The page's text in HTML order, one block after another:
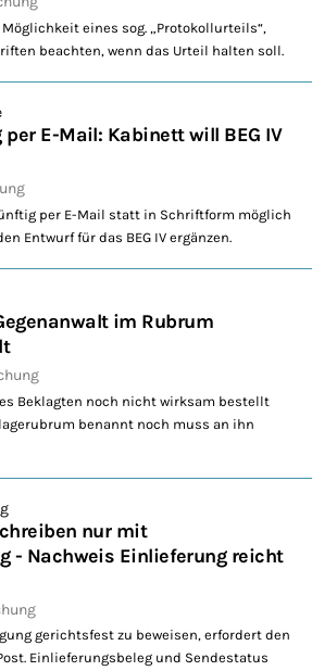
eines sog. „Protokollurteils“,
beachten, wenn das Urteil halten soll.
E-Mail: Kabinett will BEG IV
per E-Mail statt in Schriftform möglich
Entwurf für das BEG IV ergänzen.
im Rubrum
Beklagten noch nicht wirksam bestellt
benannt noch muss an ihn
nur mit
- Nachweis Einlieferung reicht
gerichtsfest zu beweisen, erfordert den
Einlieferungsbeleg und Sendestatus